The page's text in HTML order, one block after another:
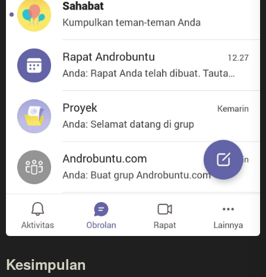
Kesimpulan